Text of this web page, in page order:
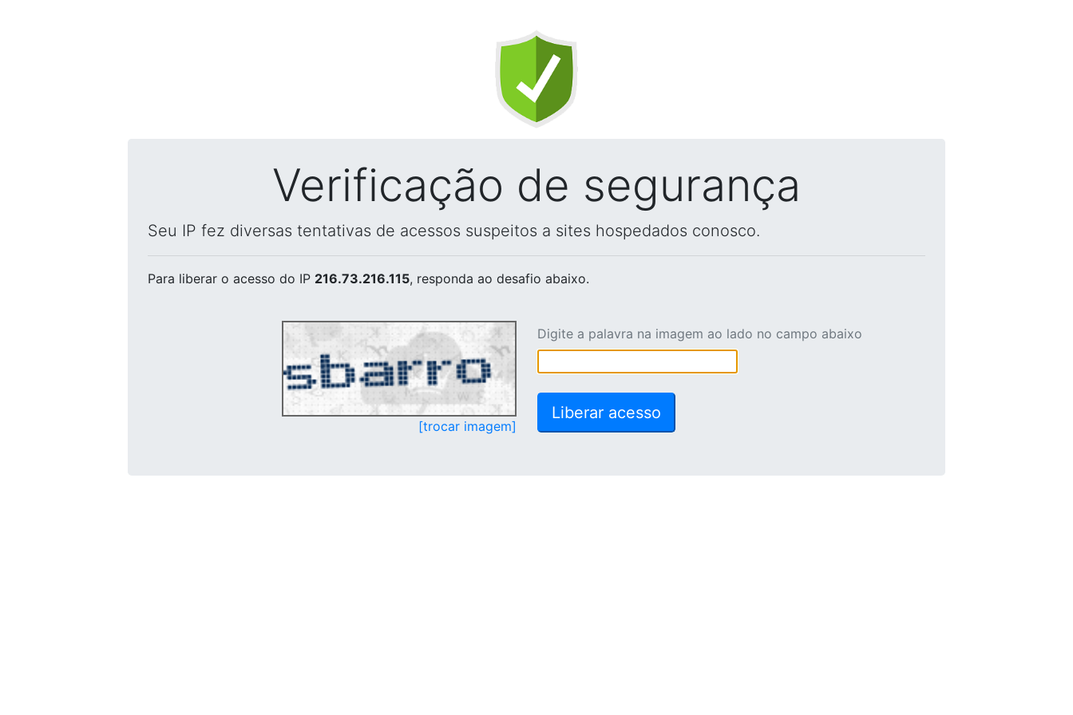
Verificação de segurança
Seu IP fez diversas tentativas de acessos suspeitos a sites hospedados conosco.
Para liberar o acesso do IP 216.73.216.115, responda ao desafio abaixo.
[trocar imagem]
Digite a palavra na imagem ao lado no campo abaixo